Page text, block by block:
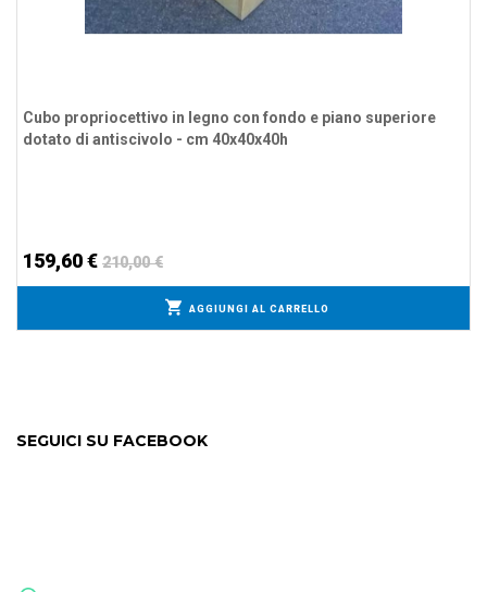
Cubo propriocettivo in legno con fondo e piano superiore
dotato di antiscivolo - cm 40x40x40h
159,60 € 210,00 €
AGGIUNGI AL CARRELLO
SEGUICI SU FACEBOOK